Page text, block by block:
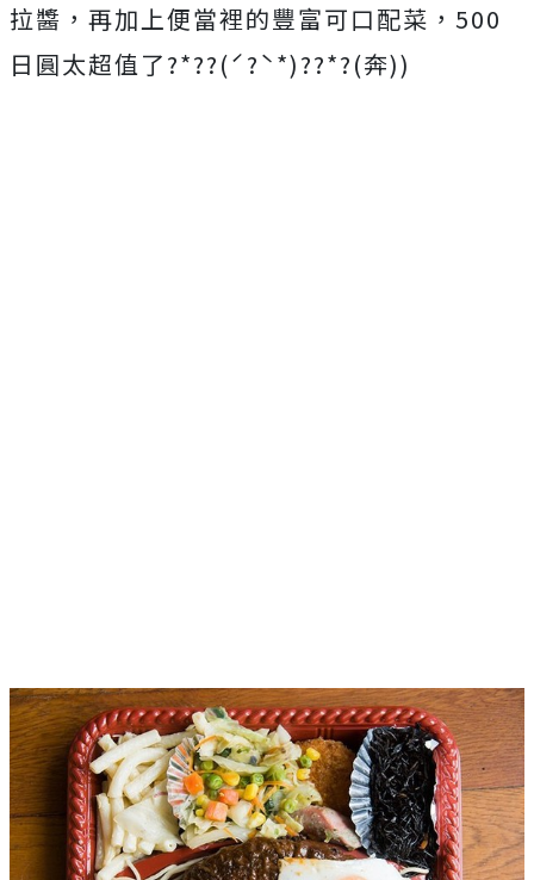
拉醬，再加上便當裡的豐富可口配菜，500
日圓太超值了?*??(ˊ?ˋ*)??*?(奔))